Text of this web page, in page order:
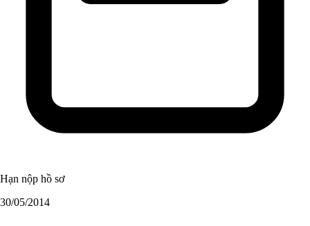
Hạn nộp hồ sơ
30/05/2014